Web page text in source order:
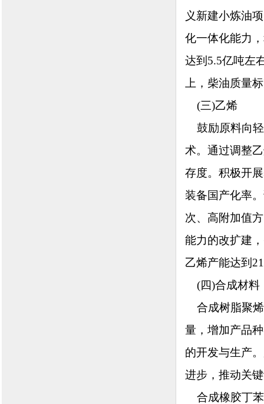
义新建小炼油
化一体化能力
达到5.5亿吨左
上，柴油质量
(三)乙烯
鼓励原料向轻
术。通过调整
存度。积极开
装备国产化率
次、高附加值
能力的改扩建
乙烯产能达到
(四)合成材料
合成树脂聚烯
量，增加产品
的开发与生产
进步，推动关
合成橡胶丁苯